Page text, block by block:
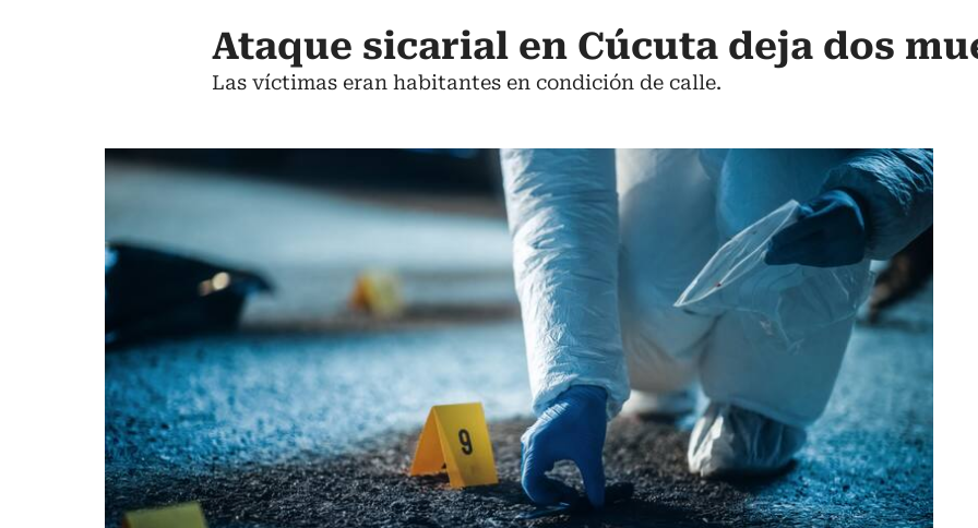
Ataque sicarial en Cúcuta deja dos
Las víctimas eran habitantes en condición de calle.